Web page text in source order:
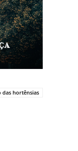
das hortênsias